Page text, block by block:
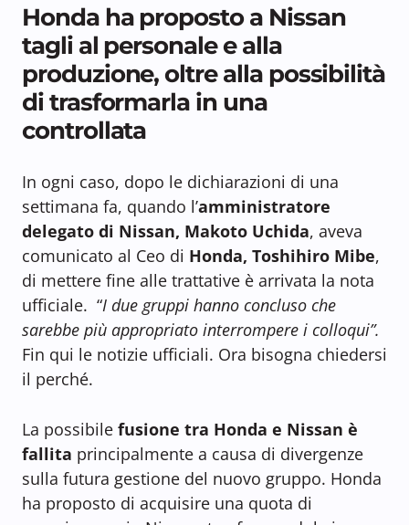
Honda ha proposto a Nissan
tagli al personale e alla
produzione, oltre alla possibilità
di trasformarla in una
controllata
In ogni caso, dopo le dichiarazioni di una
settimana fa, quando l’amministratore
delegato di Nissan, Makoto Uchida, aveva
comunicato al Ceo di Honda, Toshihiro Mibe,
di mettere fine alle trattative è arrivata la nota
ufficiale. “I due gruppi hanno concluso che
sarebbe più appropriato interrompere i colloqui”.
Fin qui le notizie ufficiali. Ora bisogna chiedersi
il perché.
La possibile fusione tra Honda e Nissan è
fallita principalmente a causa di divergenze
sulla futura gestione del nuovo gruppo. Honda
ha proposto di acquisire una quota di